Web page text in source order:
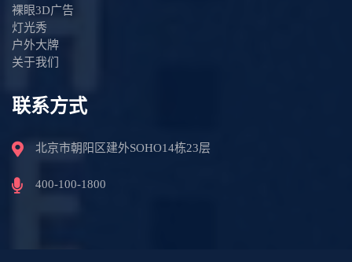
裸眼3D广告
灯光秀
户外大牌
关于我们
联系方式
北京市朝阳区建外SOHO14栋23层
400-100-1800